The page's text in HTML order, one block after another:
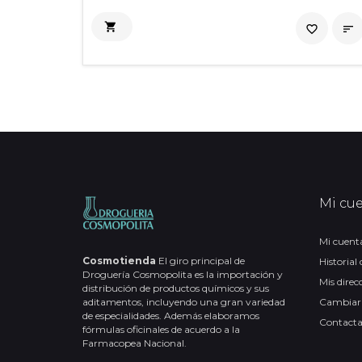
 
favorite_border
Cosmotienda El giro principal de
Droguería Cosmopolita es la importación y
distribución de productos químicos y sus
aditamentos, incluyendo una gran variedad
de especialidades. Además elaboramos
fórmulas oficinales de acuerdo a la
Farmacopea Nacional.
Mi
Mi
Historial
Mis